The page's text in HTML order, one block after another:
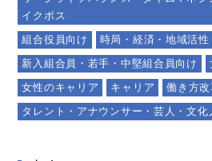
イクボス
組合役員向け
時局・経済・地域活性
新入組合員・若手・中堅組合員向け
女性のキャリア
キャリア 働き方改
タレント・アナウンサー・芸人・文化